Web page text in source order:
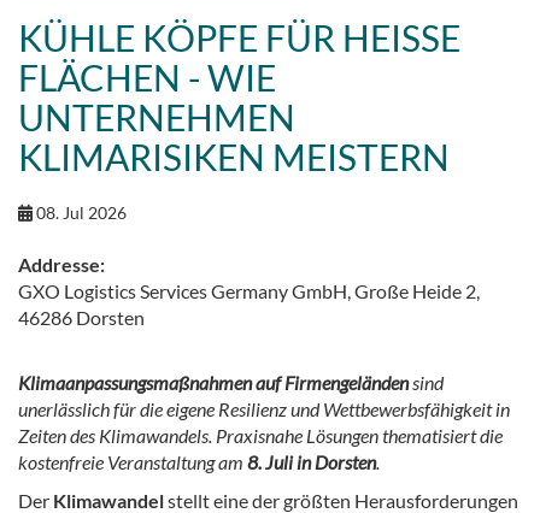
KÜHLE KÖPFE FÜR HEISSE F
LÄCHEN - WIE U
NTERNEHMEN K
LIMARISIKEN MEISTERN
08. Jul 2026
Addresse:
GXO Logistics Services Germany GmbH, Große Heide 2,
46286 Dorsten
Klimaanpassungsmaßnahmen auf Firmengeländensind
unerlässlich für die eigene Resilienz und Wettbewerbsfähigkeit in
Zeiten des Klimawandels. Praxisnahe Lösungen thematisiert die
kostenfreie Veranstaltung am 8. Juli in Dorsten.
Der Klimawandelstellt eine der größten Herausforderungen